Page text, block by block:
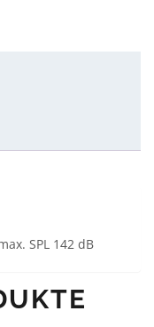
SPL 142 dB